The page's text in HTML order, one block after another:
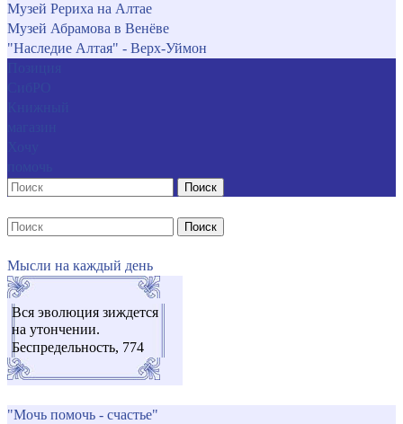
Музей Рериха на Алтае
Музей Абрамова в Венёве
"Наследие Алтая" - Верх-Уймон
Поиск
Поиск
Мысли на каждый день
Вся эволюция зиждется
на утончении.
Беспредельность, 774
"Мочь помочь - счастье"